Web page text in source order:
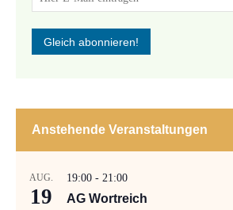
Anstehende Veranstaltungen
AUG.
19
19:00 - 21:00
AG Wortreich